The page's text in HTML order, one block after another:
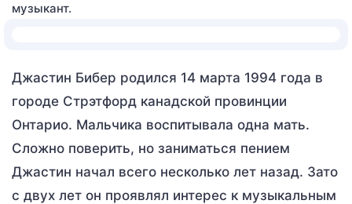
музыкант.
Джастин Бибер родился 14 марта 1994 года в
городе Стрэтфорд канадской провинции
Онтарио. Мальчика воспитывала одна мать.
Сложно поверить, но заниматься пением
Джастин начал всего несколько лет назад. Зато
с двух лет он проявлял интерес к музыкальным